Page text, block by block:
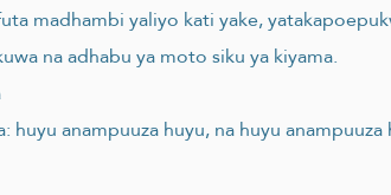
madhambi yaliyo kati yake,
na adhabu ya moto siku ya kiyama.
anampuuza huyu, na huyu